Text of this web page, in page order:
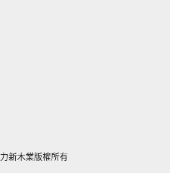
力新木業版權所有